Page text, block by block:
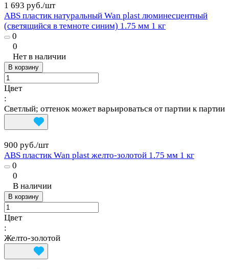
1 693 руб./шт
ABS пластик натуральный Wan plast люминесцентный
(светящийся в темноте синим) 1.75 мм 1 кг
0
0
Нет в наличии
В корзину
Цвет
:
Светлый; оттенок может варьироваться от партии к партии
900 руб./шт
ABS пластик Wan plast желто-золотой 1.75 мм 1 кг
0
0
В наличии
В корзину
Цвет
:
Желто‑золотой